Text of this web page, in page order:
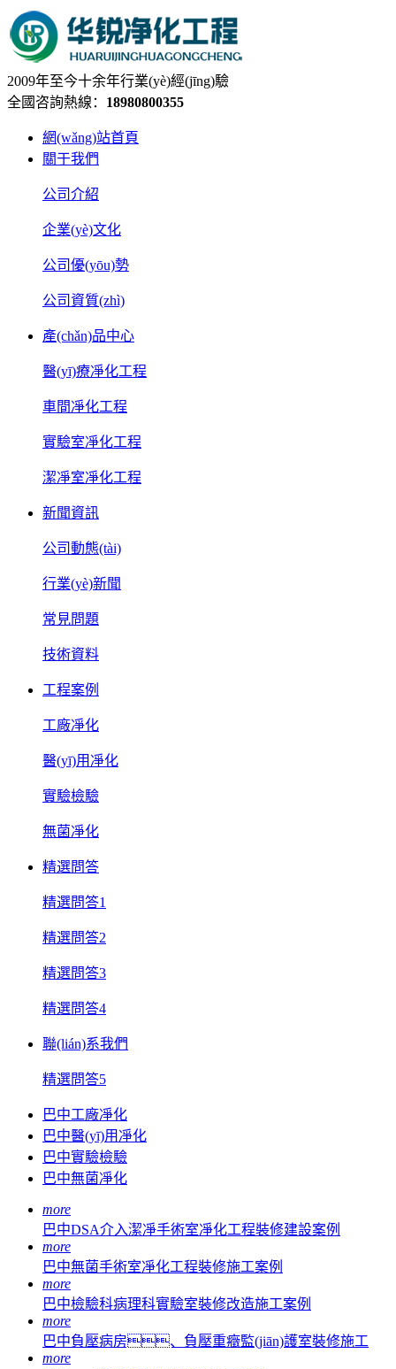
2009年至今十余年行業(yè)經(jīng)驗
全國咨詢熱線： 18980800355
網(wǎng)站首頁
關于我們
公司介紹
企業(yè)文化
公司優(yōu)勢
公司資質(zhì)
產(chǎn)品中心
醫(yī)療凈化工程
車間凈化工程
實驗室凈化工程
潔凈室凈化工程
新聞資訊
公司動態(tài)
行業(yè)新聞
常見問題
技術資料
工程案例
工廠凈化
醫(yī)用凈化
實驗檢驗
無菌凈化
精選問答
精選問答1
精選問答2
精選問答3
精選問答4
聯(lián)系我們
精選問答5
巴中工廠凈化
巴中醫(yī)用凈化
巴中實驗檢驗
巴中無菌凈化
more
巴中DSA介入潔凈手術室凈化工程裝修建設案例
more
巴中無菌手術室凈化工程裝修施工案例
more
巴中檢驗科病理科實驗室裝修改造施工案例
more
巴中負壓病房、負壓重癥監(jiān)護室裝修施工
more